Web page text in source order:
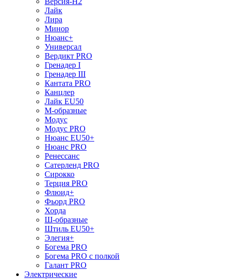
Лайк
Лира
Минор
Нюанс+
Универсал
Вердикт PRO
Гренадер I
Гренадер III
Кантата PRO
Канцлер
Лайк EU50
М-образные
Модус
Модус PRO
Нюанс EU50+
Нюанс PRO
Ренессанс
Сатерленд PRO
Сирокко
Терция PRO
Флюид+
Фьорд PRO
Хорда
Ш-образные
Штиль EU50+
Элегия+
Богема PRO
Богема PRO с полкой
Галант PRO
Электрические